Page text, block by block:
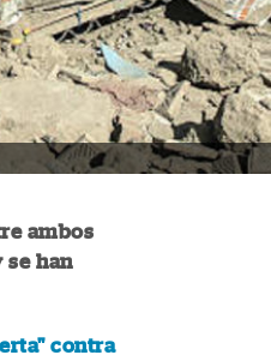
ambos
se han
contra